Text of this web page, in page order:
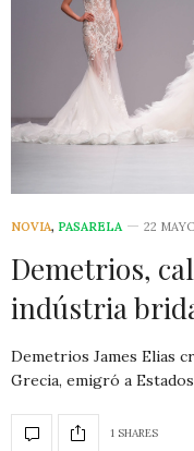
NOVIA, PASARELA 22
Demetrios,
indústria
Demetrios James Elias
Grecia, emigró a
1 SHARES